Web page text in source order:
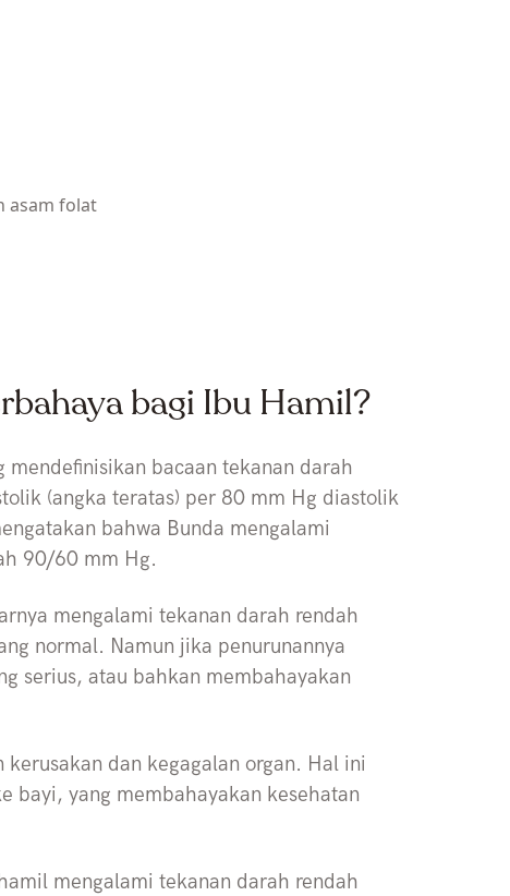
asam folat
bagi Ibu Hamil?
mendefinisikan bacaan tekanan darah
(angka teratas) per 80 mm Hg diastolik
bahwa Bunda mengalami
90/60 mm Hg.
mengalami tekanan darah rendah
normal. Namun jika penurunannya
serius, atau bahkan membahayakan
dan kegagalan organ. Hal ini
bayi, yang membahayakan kesehatan
mengalami tekanan darah rendah